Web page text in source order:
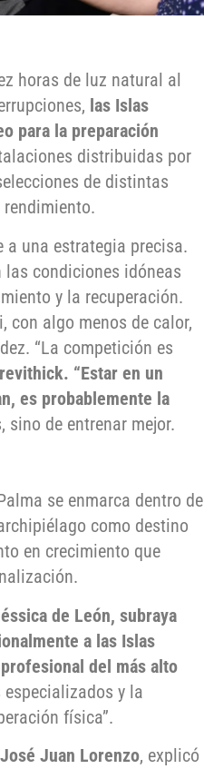
horas de luz natural al
las Islas
para la preparación
distribuidas por
de distintas
a una estrategia precisa.
condiciones idóneas
y la recuperación.
con algo menos de calor,
“La competición es
“Estar en un
es probablemente la
sino de entrenar mejor.
se enmarca dentro de
como destino
en crecimiento que
de León, subraya
a las Islas
del más alto
y la
física”.
José Juan Lorenzo, explicó